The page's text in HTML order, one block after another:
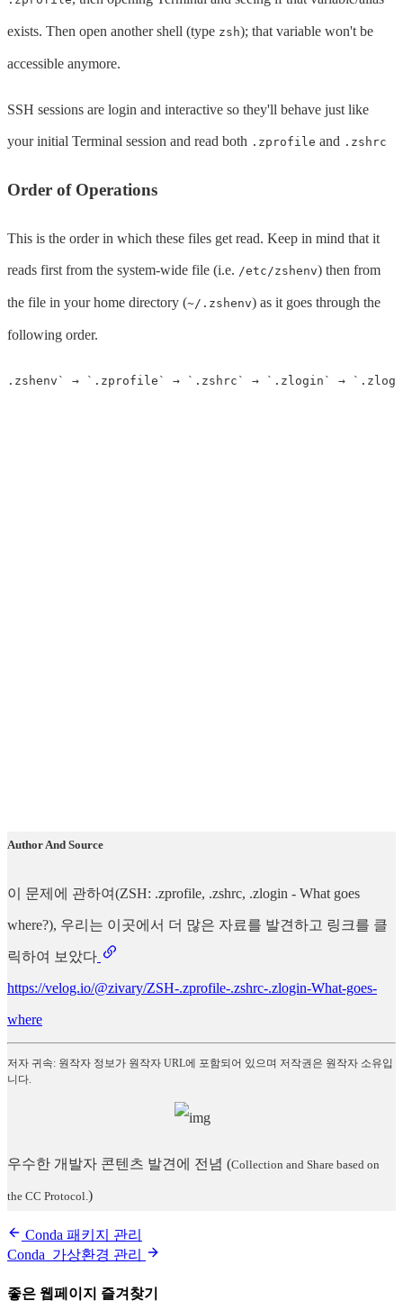
exists. Then open another shell (type zsh); that variable won't be
accessible anymore.
SSH sessions are login and interactive so they'll behave just like
your initial Terminal session and read both .zprofile and .zshrc
Order of Operations
This is the order in which these files get read. Keep in mind that it
reads first from the system-wide file (i.e. /etc/zshenv) then from
the file in your home directory (~/.zshenv) as it goes through the
following order.
.zshenv` → `.zprofile` → `.zshrc` → `.zlogin` →
Author And Source
이 문제에 관하여(ZSH: .zprofile, .zshrc, .zlogin - What goes
where?), 우리는 이곳에서 더 많은 자료를 발견하고 링크를 클
릭하여 보았다
https://velog.io/@zivary/ZSH-.zprofile-.zshrc-.zlogin-What-goes-
where
저자 귀속: 원작자 정보가 원작자 URL에 포함되어 있으며 저작권은 원작자 소유입
니다.
우수한 개발자 콘텐츠 발견에 전념 (Collection and Share based on
the CC Protocol.)
Conda 패키지 관리
Conda_가상환경 관리
좋은 웹페이지 즐겨찾기